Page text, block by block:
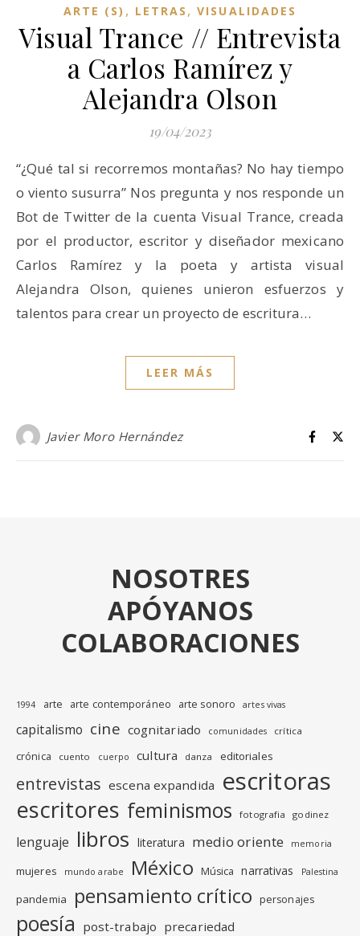
ARTE (S) , LETRAS ,VISUALIDADES
Visual Trance // Entrevista
a Carlos Ramírez y
Alejandra Olson
19/04/2023
“¿Qué tal si recorremos montañas? No hay tiempo
o viento susurra” Nos pregunta y nos responde un
Bot de Twitter de la cuenta Visual Trance, creada
por el productor, escritor y diseñador mexicano
Carlos Ramírez y la poeta y artista visual
Alejandra Olson, quienes unieron esfuerzos y
talentos para crear un proyecto de escritura…
LEER MÁS
Javier Moro Hernández
NOSOTRES
APÓYANOS
COLABORACIONES
1994 arte arte contemporáneo arte sonoro artes vivas
capitalismo cine cognitariado comunidades crítica
crónica cuento cuerpo cultura danza editoriales
entrevistas escena expandida escritoras
escritores feminismos fotografia godinez
lenguaje libros literatura medio oriente memoria
mujeres mundo arabe México Música narrativas Palestina
pandemia pensamiento crítico personajes
poesía post-trabajo precariedad